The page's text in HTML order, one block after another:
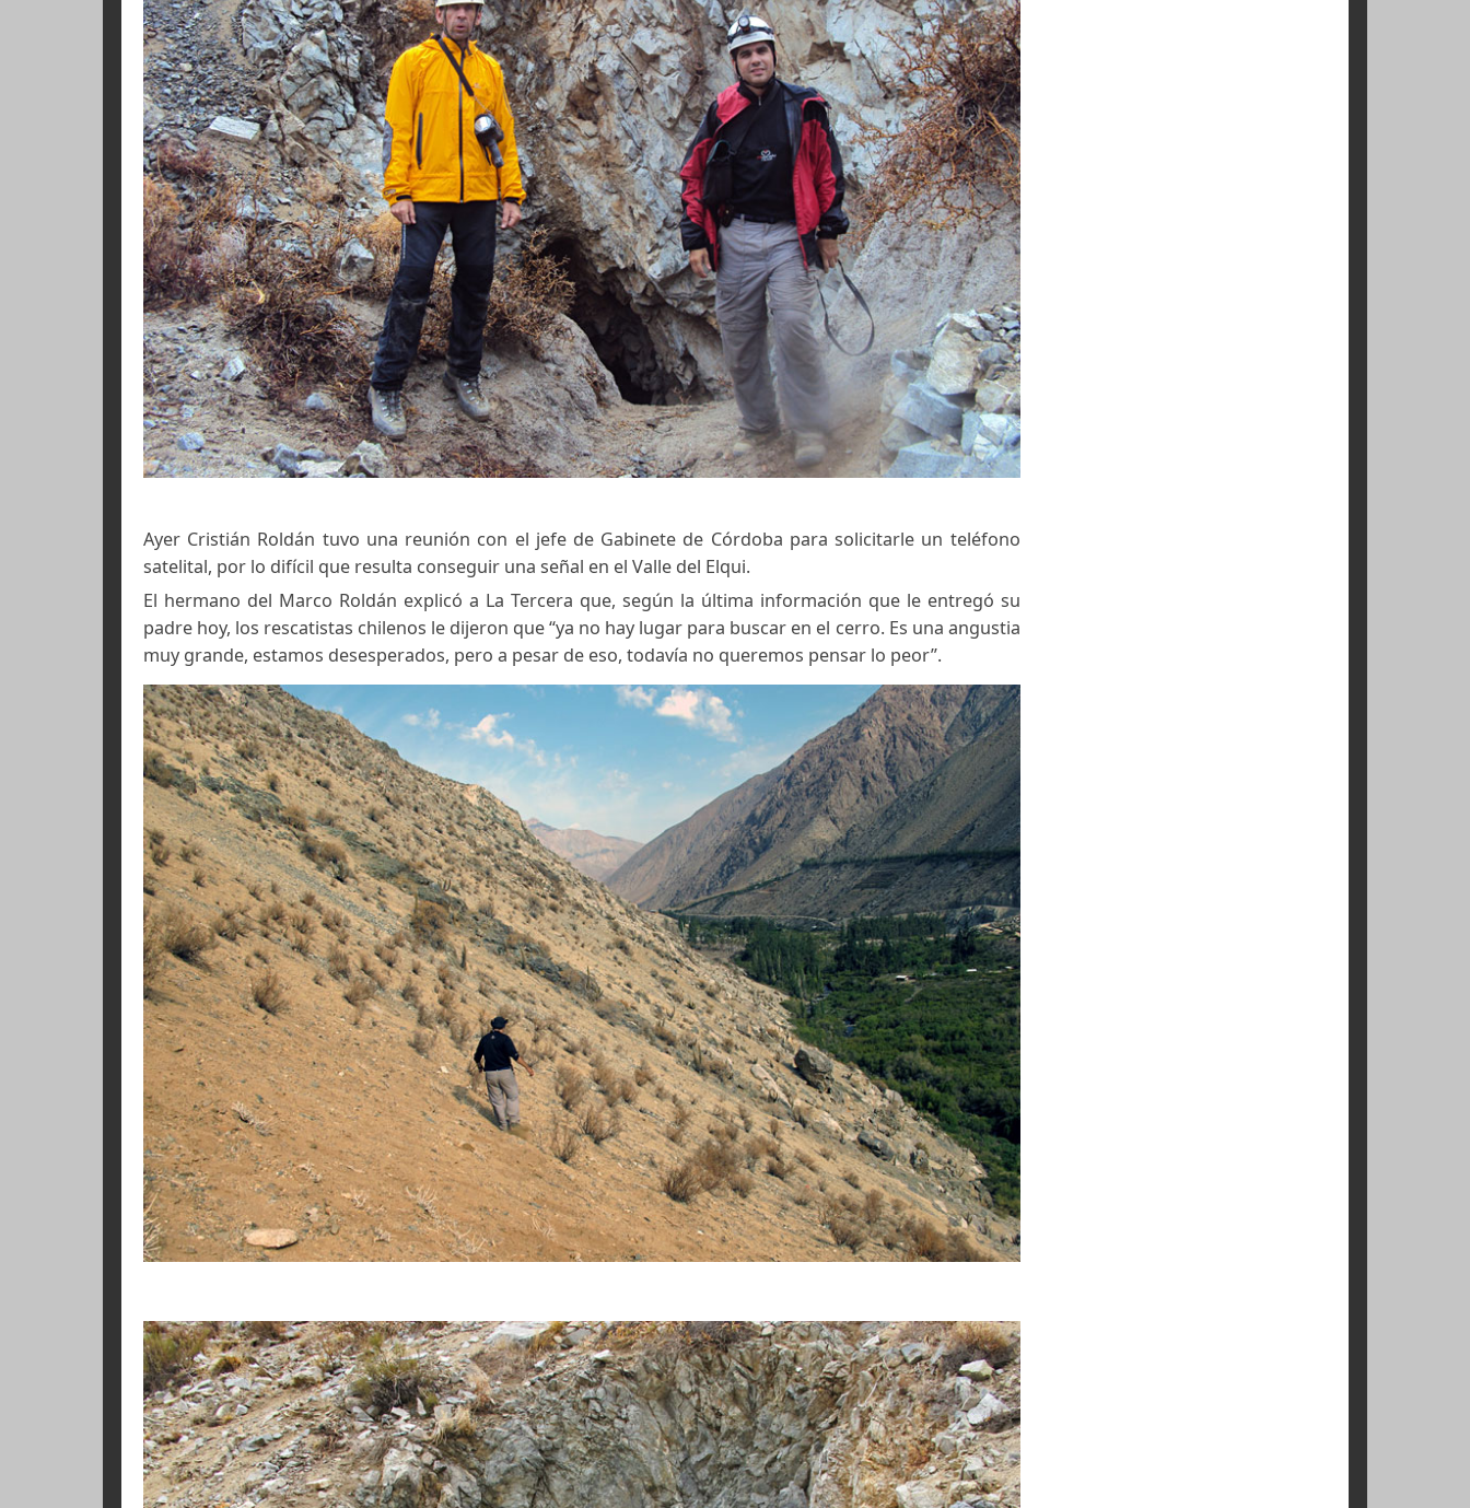
Ayer Cristián Roldán tuvo una reunión con el jefe de Gabinete de Córdoba para solicitarle un teléfono
satelital, por lo difícil que resulta conseguir una señal en el Valle del Elqui.
El hermano del Marco Roldán explicó a La Tercera que, según la última información que le entregó su
padre hoy, los rescatistas chilenos le dijeron que “ya no hay lugar para buscar en el cerro. Es una angustia
muy grande, estamos desesperados, pero a pesar de eso, todavía no queremos pensar lo peor”.